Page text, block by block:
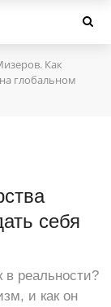
Как
глобальном
себя
в реальности?
и как он